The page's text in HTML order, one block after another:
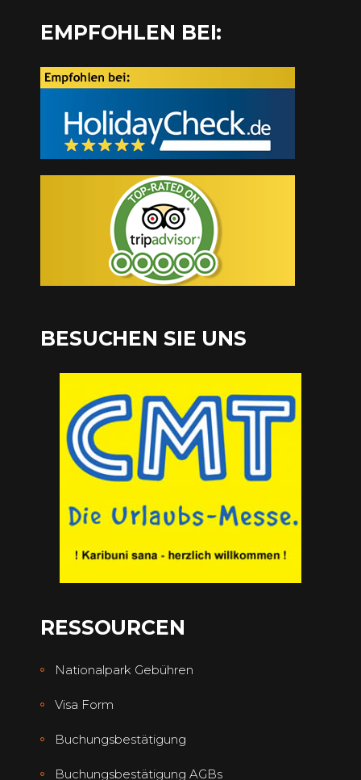
EMPFOHLEN BEI:
BESUCHEN SIE UNS
RESSOURCEN
Nationalpark Gebühren
Visa Form
Buchungsbestätigung
Buchungsbestätigung AGBs